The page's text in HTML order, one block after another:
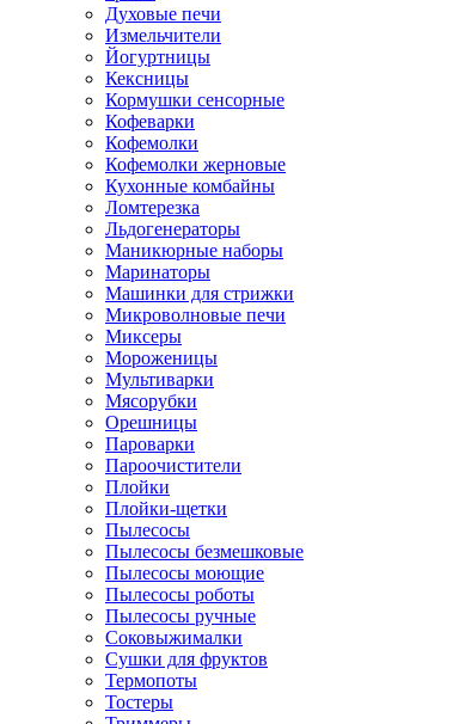
Духовые печи
Измельчители
Йогуртницы
Кексницы
Кормушки сенсорные
Кофеварки
Кофемолки
Кофемолки жерновые
Кухонные комбайны
Ломтерезка
Льдогенераторы
Маникюрные наборы
Маринаторы
Машинки для стрижки
Микроволновые печи
Миксеры
Мороженицы
Мультиварки
Мясорубки
Орешницы
Пароварки
Пароочистители
Плойки
Плойки-щетки
Пылесосы
Пылесосы безмешковые
Пылесосы моющие
Пылесосы роботы
Пылесосы ручные
Соковыжималки
Сушки для фруктов
Термопоты
Тостеры